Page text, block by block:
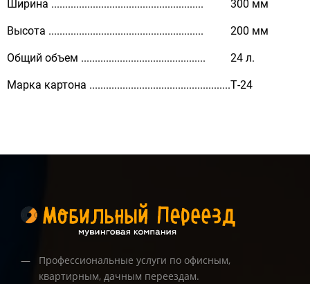
Ширина ....................................................... 300 мм
Высота ........................................................ 200 мм
Общий объем ............................................. 24 л.
Марка картона ...................................................Т-24
Профессиональные услуги по офисным,
квартирным, дачным переездам.